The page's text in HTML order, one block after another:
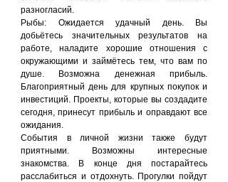
разногласий.
Рыбы: Ожидается удачный день. Вы
добьётесь значительных результатов на
работе, наладите хорошие отношения с
окружающими и займётесь тем, что вам по
душе. Возможна денежная прибыль.
Благоприятный день для крупных покупок и
инвестиций. Проекты, которые вы создадите
сегодня, принесут прибыль и оправдают все
ожидания.
События в личной жизни также будут
приятными. Возможны интересные
знакомства. В конце дня постарайтесь
расслабиться и отдохнуть. Прогулки пойдут